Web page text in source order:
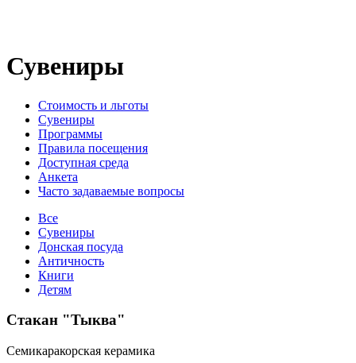
Сувениры
Стоимость и льготы
Сувениры
Программы
Правила посещения
Доступная среда
Анкета
Часто задаваемые вопросы
Все
Сувениры
Донская посуда
Античность
Книги
Детям
Стакан "Тыква"
Семикаракорская керамика